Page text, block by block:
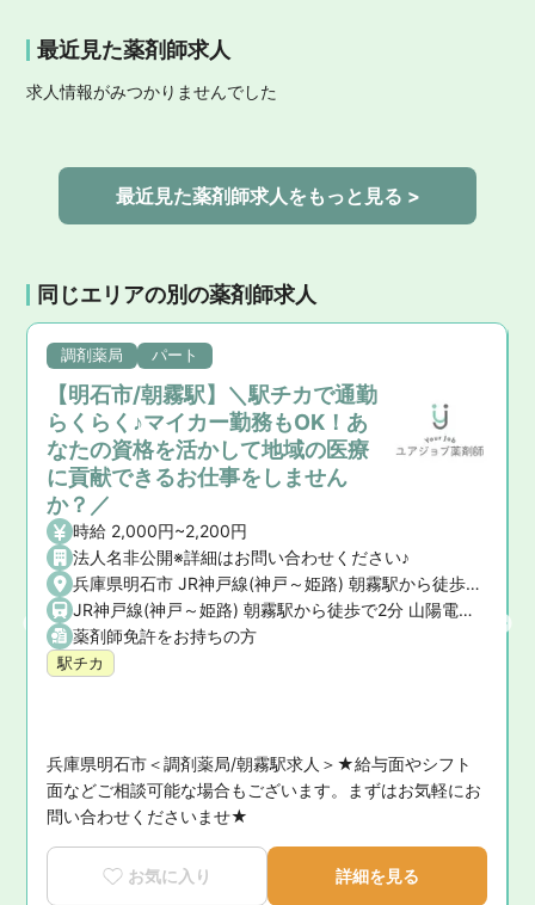
最近見た薬剤師求人
求人情報がみつかりませんでした
最近見た薬剤師求人をもっと見る >
同じエリアの別の薬剤師求人
調剤薬局 パート
【明石市/朝霧駅】＼駅チカで通勤
らくらく♪マイカー勤務もOK！あ
なたの資格を活かして地域の医療
に貢献できるお仕事をしません
か？／
時給 2,000円~2,200円
法人名非公開※詳細はお問い合わせください♪
兵庫県明石市 JR神戸線(神戸～姫路) 朝霧駅から徒歩で2分 山陽電鉄本線 大蔵谷駅から徒歩で15分 山陽電鉄本線 西舞子駅から徒歩で17分
JR神戸線(神戸～姫路) 朝霧駅から徒歩で2分 山陽電鉄本線 大蔵谷駅から徒歩で15分 山陽電鉄本線 西舞子駅から徒歩で17分
薬剤師免許をお持ちの方
駅チカ
兵庫県明石市＜調剤薬局/朝霧駅求人＞★給与面やシフト
面などご相談可能な場合もございます。まずはお気軽にお
問い合わせくださいませ★
お気に入り 詳細を見る